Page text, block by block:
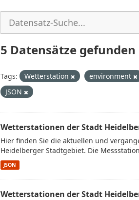
5 Datensätze gefunden
Tags: Wetterstation environment
JSON
Wetterstationen der Stadt
Hier finden Sie die aktuellen und
Heidelberger Stadtgebiet. Die
JSON
Wetterstationen der Stadt